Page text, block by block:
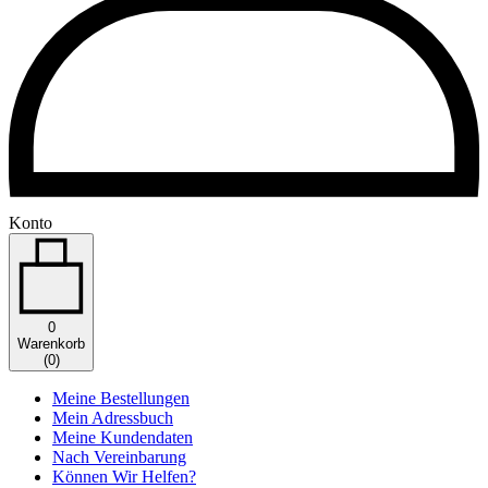
Konto
0
Warenkorb
(0)
Meine Bestellungen
Mein Adressbuch
Meine Kundendaten
Nach Vereinbarung
Können Wir Helfen?